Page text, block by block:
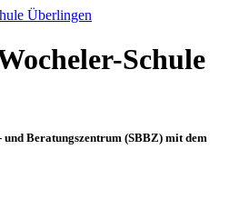
Schule
und Beratungszentrum (SBBZ) mit dem